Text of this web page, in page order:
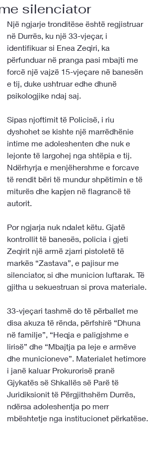
silenciator
Një ngjarje tronditëse është regjistruar
në Durrës, ku një 33-vjeçar, i
identifikuar si Enea Zeqiri, ka
përfunduar në pranga pasi mbajti me
forcë një vajzë 15-vjeçare në banesën
e tij, duke ushtruar edhe dhunë
psikologjike ndaj saj.
Sipas njoftimit të Policisë, i riu
dyshohet se kishte një marrëdhënie
intime me adoleshenten dhe nuk e
lejonte të largohej nga shtëpia e tij.
Ndërhyrja e menjëhershme e forcave
të rendit bëri të mundur shpëtimin e të
miturës dhe kapjen në flagrancë të
autorit.
Por ngjarja nuk ndalet këtu. Gjatë
kontrollit të banesës, policia i gjeti
Zeqirit një armë zjarri pistoletë të
markës “Zastava”, e pajisur me
silenciator, si dhe municion luftarak. Të
gjitha u sekuestruan si prova materiale.
33-vjeçari tashmë do të përballet me
disa akuza të rënda, përfshirë “Dhuna
në familje”, “Heqja e paligjshme e
lirisë” dhe “Mbajtja pa leje e armëve
dhe municioneve”. Materialet hetimore
i janë kaluar Prokurorisë pranë
Gjykatës së Shkallës së Parë të
Juridiksionit të Përgjithshëm Durrës,
ndërsa adoleshentja po merr
mbështetje nga institucionet përkatëse.